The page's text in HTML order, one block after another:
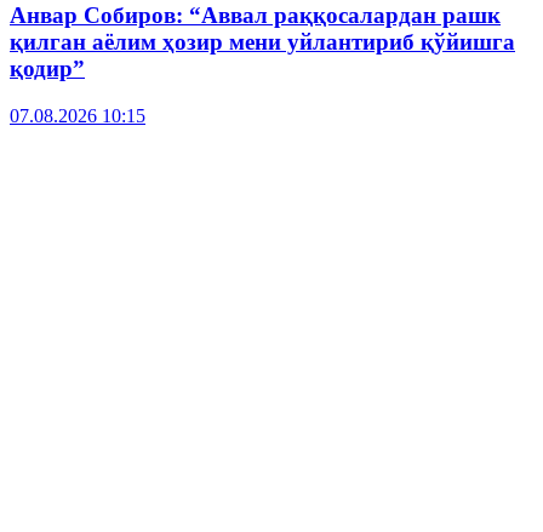
Анвар Собиров: “Аввал раққосалардан рашк
қилган аёлим ҳозир мени уйлантириб қўйишга
қодир”
07.08.2026 10:15